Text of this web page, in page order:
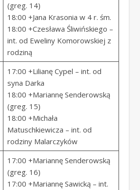
(greg. 14)
18:00 +Jana Krasonia w 4 r. śm.
18:00 +Czesława Śliwińskiego –
int. od Eweliny Komorowskiej z
rodziną
17:00 +Lilianę Cypel – int. od
syna Darka
18:00 +Mariannę Senderowską
(greg. 15)
18:00 +Michała
Matuschkiewicza – int. od
rodziny Malarczyków
17:00 +Mariannę Senderowską
(greg. 16)
17:00 +Mariannę Sawicką – int.